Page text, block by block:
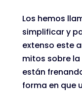
Los hemos
simplificar y
extenso este
mitos sobre
están
forma en que